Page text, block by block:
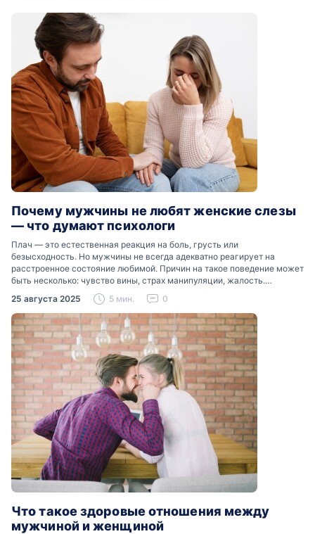
Почему мужчины не любят женские слезы
— что думают психологи
Плач — это естественная реакция на боль, грусть или
безысходность. Но мужчины не всегда адекватно реагирует на
расстроенное состояние любимой. Причин на такое поведение может
быть несколько: чувство вины, страх манипуляции, жалость.
Разобраться, почему мужчины боятся женских слез, помогут советы
психологов…
25 августа 2025 5 мин. 0
Что такое здоровые отношения между
мужчиной и женщиной